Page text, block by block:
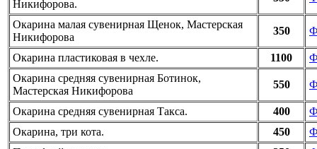
Никифорова.
Окарина малая сувенирная Щенок, Мастерская
Никифорова
350
Окарина пластиковая в чехле. 1100
Окарина средняя сувенирная Ботинок,
Мастерская Никифорова
550
Окарина средняя сувенирная Такса. 400
Окарина, три кота.
450